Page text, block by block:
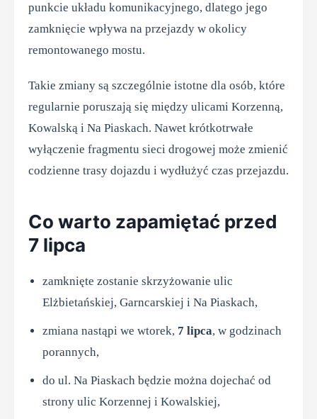
punkcie układu komunikacyjnego, dlatego jego
zamknięcie wpływa na przejazdy w okolicy
remontowanego mostu.
Takie zmiany są szczególnie istotne dla osób, które
regularnie poruszają się między ulicami Korzenną,
Kowalską i Na Piaskach. Nawet krótkotrwałe
wyłączenie fragmentu sieci drogowej może zmienić
codzienne trasy dojazdu i wydłużyć czas przejazdu.
Co warto zapamiętać przed
7 lipca
zamknięte zostanie skrzyżowanie ulic
Elżbietańskiej, Garncarskiej i Na Piaskach,
zmiana nastąpi we wtorek, 7 lipca, w godzinach
porannych,
do ul. Na Piaskach będzie można dojechać od
strony ulic Korzennej i Kowalskiej,